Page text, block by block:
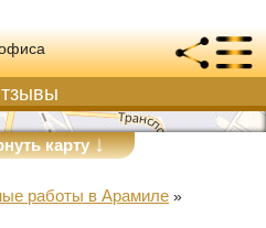
карту↓
работы в Арамиле »